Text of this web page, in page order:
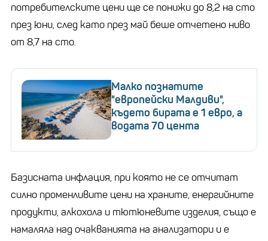
потребителските цени ще се понижи до 8,2 на сто
през юни, след като през май беше отчетено ниво
от 8,7 на сто.
Малко познатите
"европейски Малдиви",
където бирата е 1 евро, а
водата 70 цента
Базисната инфлация, при която не се отчитат
силно променливите цени на храните, енергийните
продукти, алкохола и тютюневите изделия, също е
намаляла над очакванията на анализатори и е